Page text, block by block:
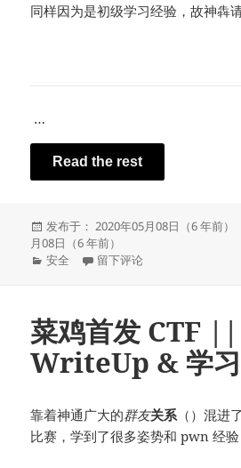
同样因为是初级学习经验，故神犇
…
Read the rest
发
布
于
发布于： 2020年05月08日（6 年前）
月08日（6 年前）
分
安全 于栈溢出 —— 初级 ROP 学
留下评论
菜鸡首发 CTF
WriteUp & 学
靠着神通广大的群友关系 （）混进
比赛，学到了很多姿势和 pwn 经验